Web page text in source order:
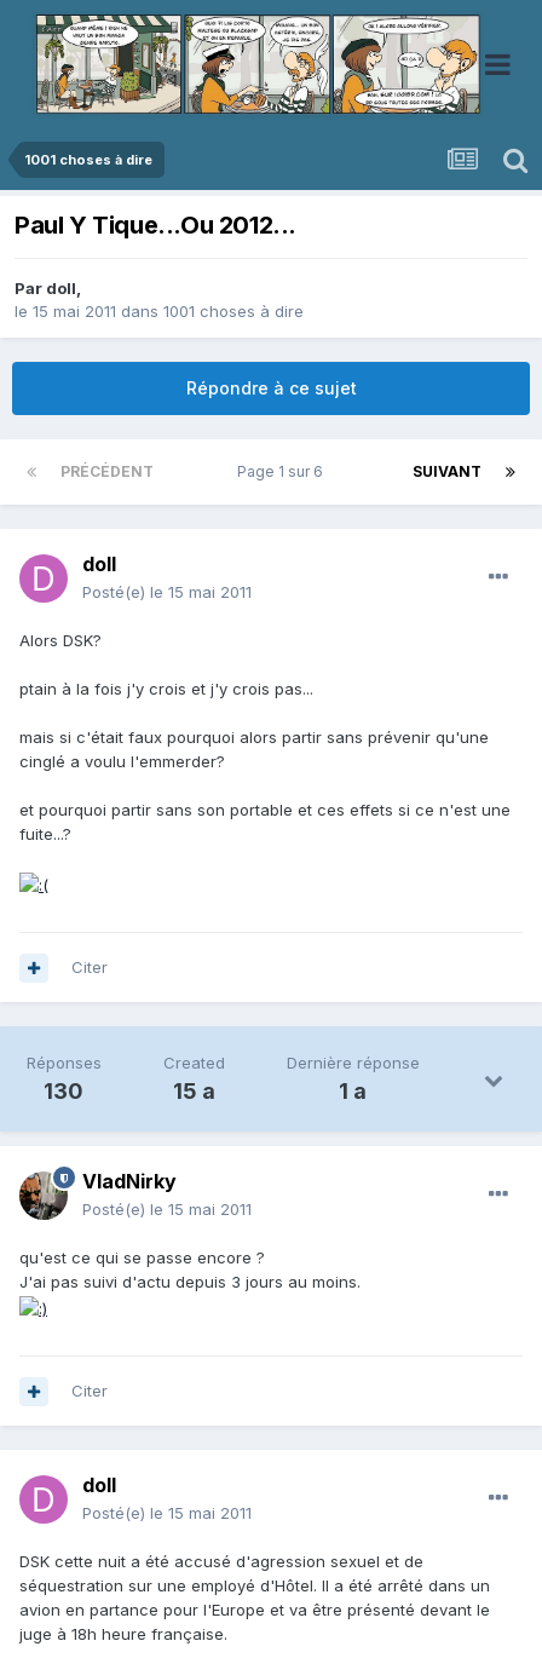
1001 choses à dire
Paul Y Tique...Ou 2012...
Par doll,
le 15 mai 2011 dans 1001 choses à dire
Répondre à ce sujet
PRÉCÉDENT SUIVANT
Page 1 sur 6
doll
Posté(e) le 15 mai 2011
Alors DSK?
ptain à la fois j'y crois et j'y crois pas...
mais si c'était faux pourquoi alors partir sans prévenir qu'une
cinglé a voulu l'emmerder?
et pourquoi partir sans son portable et ces effets si ce n'est une
fuite...?
Citer
Réponses
130
Created
15 a
Dernière réponse
1 a
VladNirky
Posté(e) le 15 mai 2011
qu'est ce qui se passe encore ?
J'ai pas suivi d'actu depuis 3 jours au moins.
Citer
doll
Posté(e) le 15 mai 2011
DSK cette nuit a été accusé d'agression sexuel et de
séquestration sur une employé d'Hôtel. Il a été arrêté dans un
avion en partance pour l'Europe et va être présenté devant le
juge à 18h heure française.